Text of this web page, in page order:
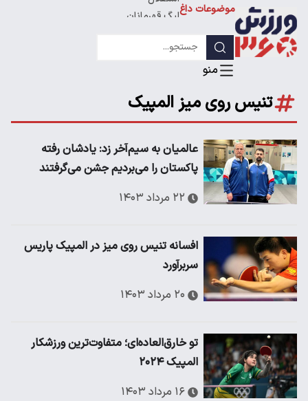
موضوعات داغلیگ قهرمانان
تنیس روی میز المپیک
عالمیان به سیم‌آخر زد: یادشان رفته
پاکستان را می‌بردیم جشن می‌گرفتند
۲۲ مرداد ۱۴۰۳
افسانه تنیس روی میز در المپیک پاریس
سربرآورد
۲۰ مرداد ۱۴۰۳
تو خارق‌العاده‌ای؛ متفاوت‌ترین ورزشکار
المپیک ۲۰۲۴
۱۶ مرداد ۱۴۰۳